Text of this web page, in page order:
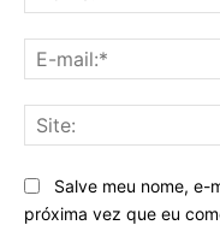
Salve meu nome, e-
próxima vez que eu